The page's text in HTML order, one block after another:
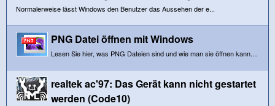
Normalerweise lässt Windows den Benutzer das Aussehen der e...
PNG Datei öffnen mit Windows
Lesen Sie hier, was PNG Dateien sind und wie man sie öffnen kann....
realtek ac'97: Das Gerät kann nicht gestartet
werden (Code10)